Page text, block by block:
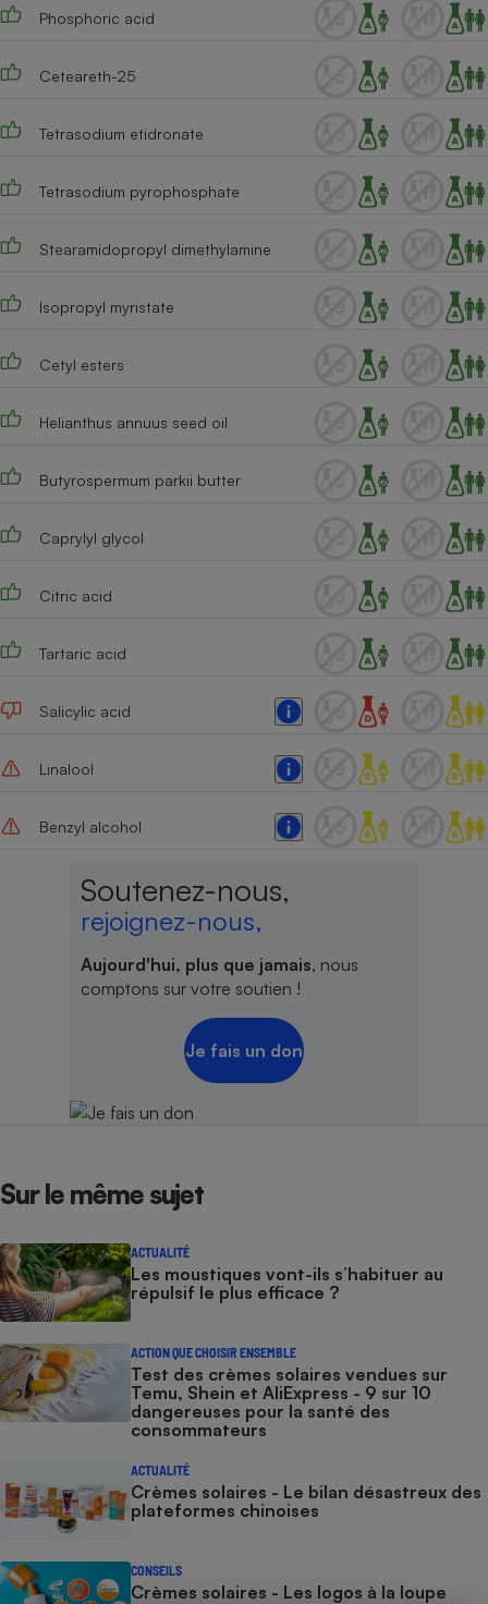
Phosphoric acid
Ceteareth-25
Tetrasodium etidronate
Tetrasodium pyrophosphate
Stearamidopropyl dimethylamine
Isopropyl myristate
Cetyl esters
Helianthus annuus seed oil
Butyrospermum parkii butter
Caprylyl glycol
Citric acid
Tartaric acid
Salicylic acid
Linalool
Benzyl alcohol
Soutenez-nous,
rejoignez-nous,
Aujourd'hui, plus que jamais, nous
comptons sur votre soutien !
Je fais un don
Sur le même sujet
ACTUALITÉ
Les moustiques vont-ils s’habituer au
répulsif le plus efficace ?
ACTION QUE CHOISIR ENSEMBLE
Test des crèmes solaires vendues sur
Temu, Shein et AliExpress - 9 sur 10
dangereuses pour la santé des
consommateurs
ACTUALITÉ
Crèmes solaires - Le bilan désastreux des
plateformes chinoises
CONSEILS
Crèmes solaires - Les logos à la loupe